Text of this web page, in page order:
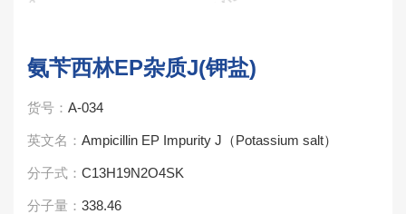
氨苄西林EP杂质J(钾盐)
货号： A-034
英文名： Ampicillin EP Impurity J（Potassium salt）
分子式： C13H19N2O4SK
分子量： 338.46